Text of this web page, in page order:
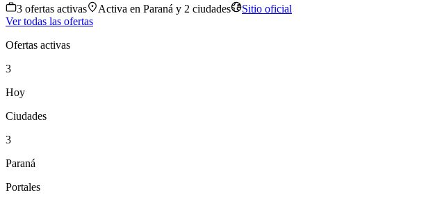
3 ofertas activas Activa en Paraná y 2 ciudades
Sitio oficial
Ver todas las ofertas
Ofertas activas
3
Hoy
Ciudades
3
Paraná
Portales